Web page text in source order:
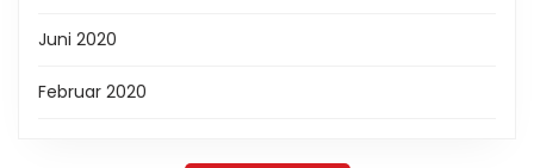
Juni 2020
Februar 2020